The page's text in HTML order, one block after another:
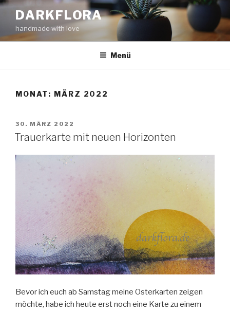
Zum
Inhalt
springen
DARKFLORA
handmade with love
Menü
MONAT: MÄRZ 2022
VERÖFFENTLICHT
AM
30. MÄRZ 2022
Trauerkarte mit neuen Horizonten
Bevor ich euch ab Samstag meine Osterkarten zeigen
möchte, habe ich heute erst noch eine Karte zu einem